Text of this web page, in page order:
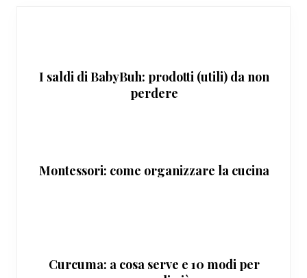
I saldi di BabyBuh: prodotti (utili) da non
perdere
Montessori: come organizzare la cucina
Curcuma: a cosa serve e 10 modi per